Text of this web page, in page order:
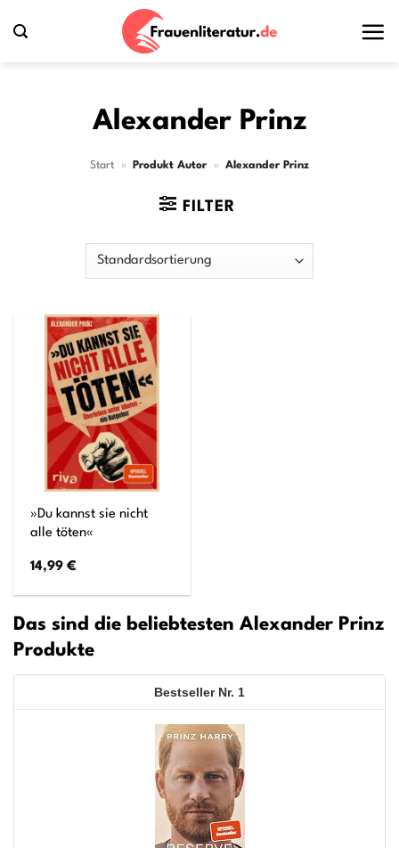
Inhalt
Alexander Prinz
Start » Produkt Autor » Alexander Prinz
FILTER
»Du kannst sie nicht
alle töten«
14,99€
Das sind die beliebtesten Alexander Prinz
Produkte
1